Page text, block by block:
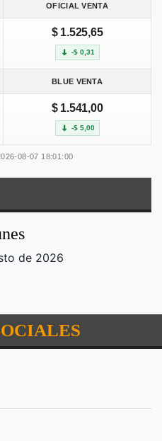
OFICIAL VENTA
$ 1.525,65
-$ 0,31
BLUE VENTA
$ 1.541,00
-$ 5,00
08-07 18:01:00
de 2026